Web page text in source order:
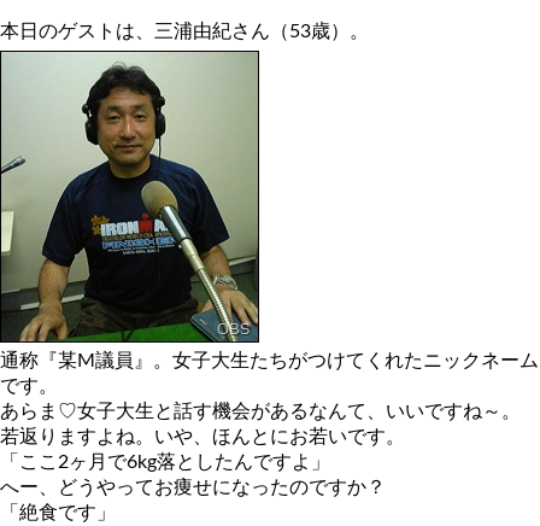
本日のゲストは、三浦由紀さん（53歳）。
通称『某M議員』。女子大生たちがつけてくれたニックネーム
です。
あらま♡女子大生と話す機会があるなんて、いいですね～。
若返りますよね。いや、ほんとにお若いです。
「ここ2ヶ月で6kg落としたんですよ」
へー、どうやってお痩せになったのですか？
「絶食です」